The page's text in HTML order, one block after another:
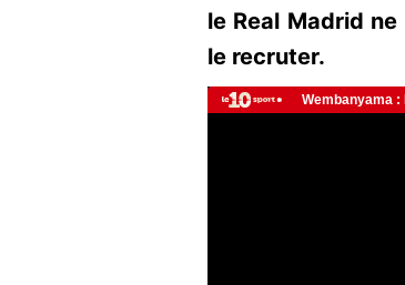
le Real Madrid
le recruter.